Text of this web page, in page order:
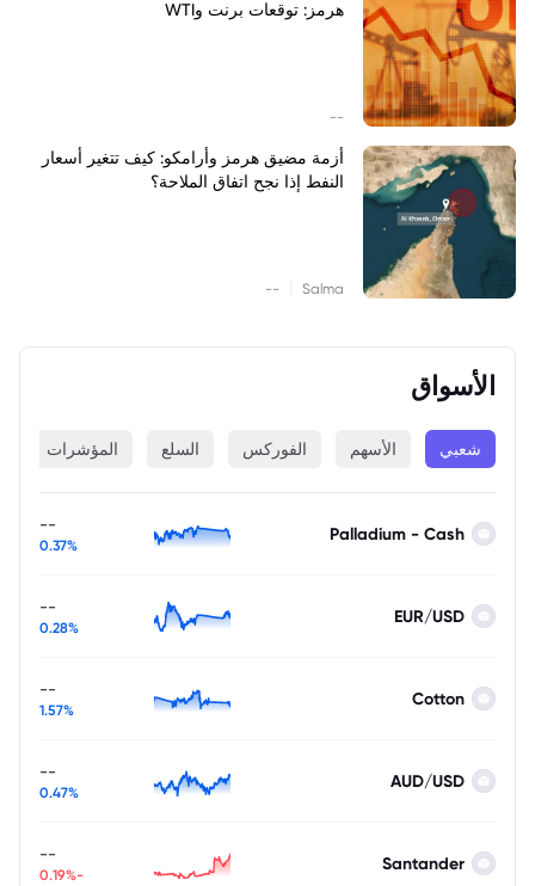
هرمز: توقعات برنت وWTI
--
أزمة مضيق هرمز وأرامكو: كيف تتغير أسعار
النفط إذا نجح اتفاق الملاحة؟
Salma
--
الأسواق
شعبي الأسهم الفوركس السلع المؤشرات
Palladium - Cash
--
0.37%
EUR/USD
--
0.28%
Cotton
--
1.57%
AUD/USD
--
0.47%
Santander
--
-0.19%